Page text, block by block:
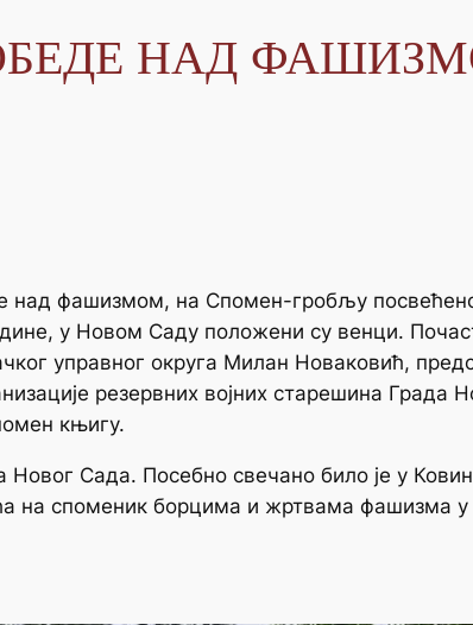
НАД
над фашизмом, на Спомен-гробљу
у Новом Саду положени су венци.
управног округа Милан Новаковић,
резервних војних старешина
књигу.
Сада. Посебно свечано било је у
споменик борцима и жртвама фашизма у